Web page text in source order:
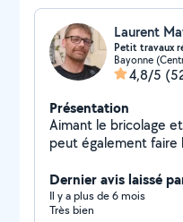
Laurent
Petit travaux
Bayonne
4,8/5
Présentation
Aimant le bricolage
peut également faire
contactés moi au
Dernier avis laissé
Il y a plus de 6 mois
Très bien